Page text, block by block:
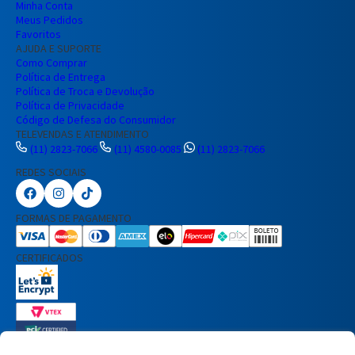
Minha Conta
Meus Pedidos
Favoritos
AJUDA E SUPORTE
Como Comprar
Política de Entrega
Política de Troca e Devolução
Política de Privacidade
Código de Defesa do Consumidor
TELEVENDAS E ATENDIMENTO
(11) 2823-7066
(11) 4580-0085
(11) 2823-7066
REDES SOCIAIS
FORMAS DE PAGAMENTO
CERTIFICADOS
Nome Completo